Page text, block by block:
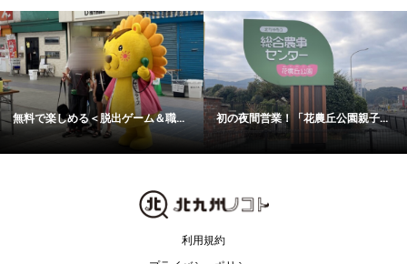
無料で楽しめる＜脱出ゲーム＆職... 初の夜間営業！「花農丘公園親子...
利用規約